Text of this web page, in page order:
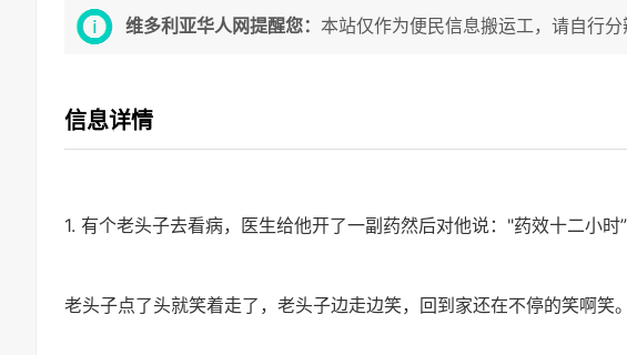
维多利亚华人网提醒您： 本站仅作为便民信息搬运工，请自行
信息详情
1. 有个老头子去看病，医生给他开了一副药然后对他说："药效十二小时”
老头子点了头就笑着走了，老头子边走边笑，回到家还在不停的笑啊笑。